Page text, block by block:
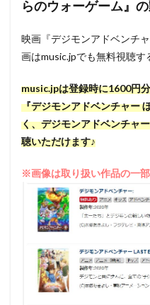
らのウォーゲーム』
映画『デジモンアドベンチ
画はmusic.jpでも無料視聴す
music.jpは登録時に1600円
『デジモンアドベンチャー
く、デジモンアドベンチャ
聴いただけます♪
※画像は取り扱い作品の一部